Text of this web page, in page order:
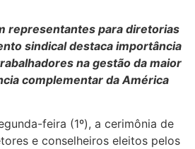
representantes para diretorias
sindical destaca importância
na gestão da maior
complementar da América
feira (1º), a cerimônia de
e conselheiros eleitos pelos